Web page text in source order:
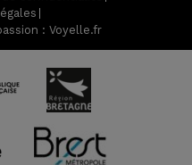
: Voyelle.fr